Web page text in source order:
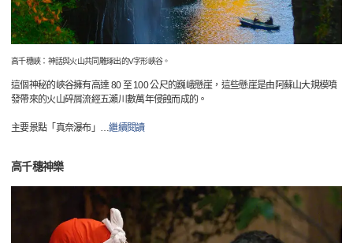
高千穗峽：神話與火山共同雕琢出的V字形峽谷。
這個神秘的峽谷擁有高達 80 至 100 公尺的巍峨懸崖，這些懸崖是由阿蘇山大規模噴
發帶來的火山碎屑流經五瀨川數萬年侵蝕而成的。
主要景點「真奈瀑布」 …繼續閱讀
高千穗神樂